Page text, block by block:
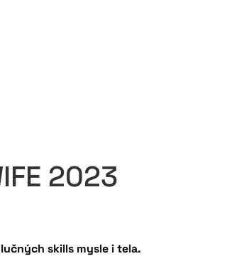
2023
skills mysle i tela.